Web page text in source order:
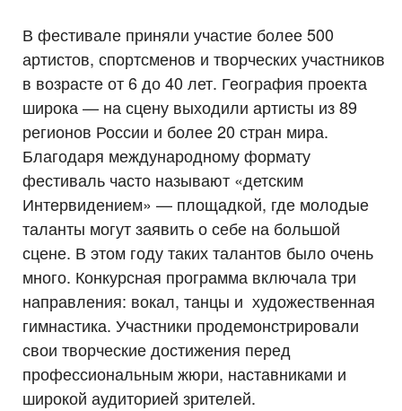
В фестивале приняли участие более 500
артистов, спортсменов и творческих участников
в возрасте от 6 до 40 лет. География проекта
широка — на сцену выходили артисты из 89
регионов России и более 20 стран мира.
Благодаря международному формату
фестиваль часто называют «детским
Интервидением» — площадкой, где молодые
таланты могут заявить о себе на большой
сцене. В этом году таких талантов было очень
много. Конкурсная программа включала три
направления: вокал, танцы и художественная
гимнастика. Участники продемонстрировали
свои творческие достижения перед
профессиональным жюри, наставниками и
широкой аудиторией зрителей.